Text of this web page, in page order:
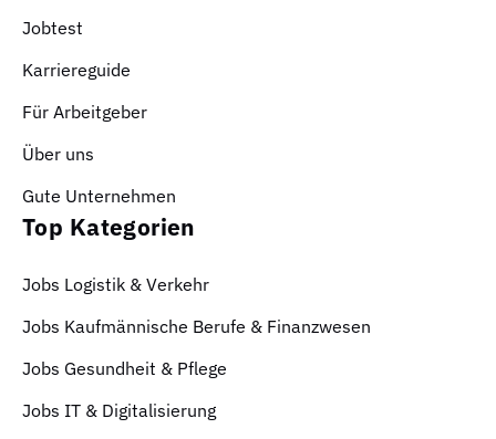
Jobtest
Karriereguide
Für Arbeitgeber
Über uns
Gute Unternehmen
Top Kategorien
Jobs Logistik & Verkehr
Jobs Kaufmännische Berufe & Finanzwesen
Jobs Gesundheit & Pflege
Jobs IT & Digitalisierung